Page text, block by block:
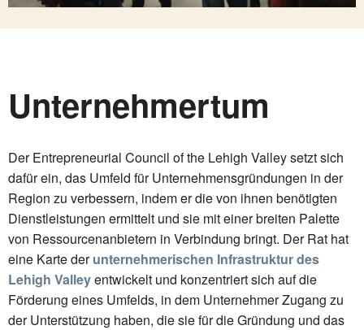
Unternehmertum
Der Entrepreneurial Council of the Lehigh Valley setzt sich
dafür ein, das Umfeld für Unternehmensgründungen in der
Region zu verbessern, indem er die von ihnen benötigten
Dienstleistungen ermittelt und sie mit einer breiten Palette
von Ressourcenanbietern in Verbindung bringt. Der Rat hat
eine Karte derunternehmerischen Infrastruktur des
Lehigh Valleyentwickelt und konzentriert sich auf die
Förderung eines Umfelds, in dem Unternehmer Zugang zu
der Unterstützung haben, die sie für die Gründung und das